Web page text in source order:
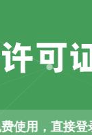
用，直接登